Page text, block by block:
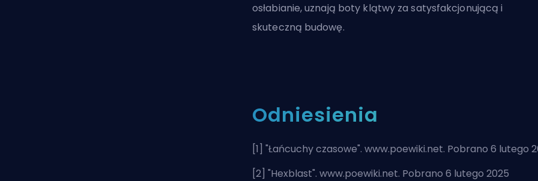
osłabianie, uznają boty klątwy za satysfakcjonującą i
skuteczną budowę.
Odniesienia
[1] "Łańcuchy czasowe". www.poewiki.net. Pobrano 6 lutego
[2] "Hexblast". www.poewiki.net. Pobrano 6 lutego 2025